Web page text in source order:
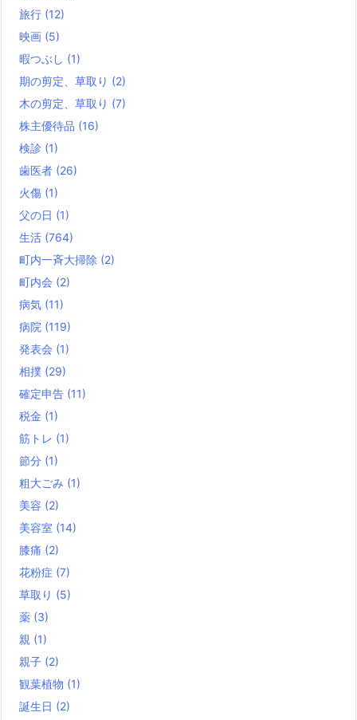
旅行 (12)
映画 (5)
暇つぶし (1)
期の剪定、草取り (2)
木の剪定、草取り (7)
株主優待品 (16)
検診 (1)
歯医者 (26)
火傷 (1)
父の日 (1)
生活 (764)
町内一斉大掃除 (2)
町内会 (2)
病気 (11)
病院 (119)
発表会 (1)
相撲 (29)
確定申告 (11)
税金 (1)
筋トレ (1)
節分 (1)
粗大ごみ (1)
美容 (2)
美容室 (14)
膝痛 (2)
花粉症 (7)
草取り (5)
薬 (3)
親 (1)
親子 (2)
観葉植物 (1)
誕生日 (2)